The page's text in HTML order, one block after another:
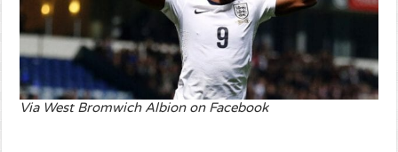
Via West Bromwich Albion on Facebook